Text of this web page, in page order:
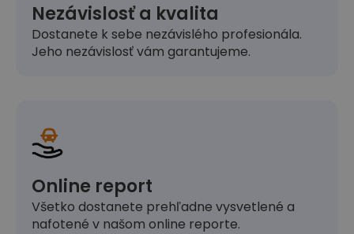
Nezávislosť a kvalita
Dostanete k sebe nezávislého profesionála.
Jeho nezávislosť vám garantujeme.
Online report
Všetko dostanete prehľadne vysvetlené a
nafotené v našom online reporte.